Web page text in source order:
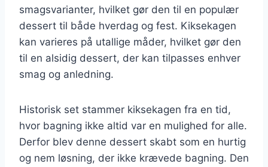
smagsvarianter, hvilket gør den til en populær
dessert til både hverdag og fest. Kiksekagen
kan varieres på utallige måder, hvilket gør den
til en alsidig dessert, der kan tilpasses enhver
smag og anledning.
Historisk set stammer kiksekagen fra en tid,
hvor bagning ikke altid var en mulighed for alle.
Derfor blev denne dessert skabt som en hurtig
og nem løsning, der ikke krævede bagning. Den